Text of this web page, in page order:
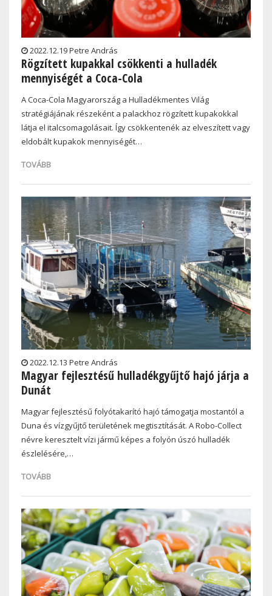
2022.12.19 Petre András
Rögzített kupakkal csökkenti a hulladék
mennyiségét a Coca-Cola
A Coca-Cola Magyarország a Hulladékmentes Világ
stratégiájának részeként a palackhoz rögzített kupakokkal
látja el italcsomagolásait. Így csökkentenék az elveszített vagy
eldobált kupakok mennyiségét…
TOVÁBB
2022.12.13 Petre András
Magyar fejlesztésű hulladékgyűjtő hajó járja a
Dunát
Magyar fejlesztésű folyótakarító hajó támogatja mostantól a
Duna és vízgyűjtő területének megtisztítását. A Robo-Collect
névre keresztelt vízi jármű képes a folyón úszó hulladék
észlelésére,…
TOVÁBB